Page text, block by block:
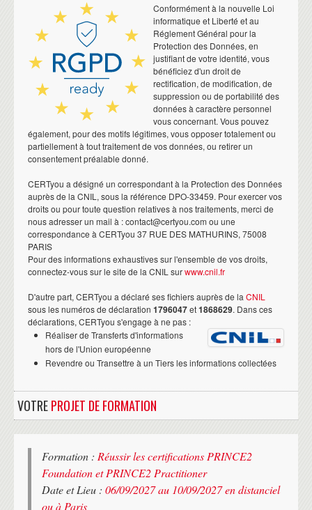
Conformément à la nouvelle Loi
informatique et Liberté et au
Réglement Général pour la
Protection des Données, en
justifiant de votre identité, vous
bénéficiez d'un droit de
rectification, de modification, de
suppression ou de portabilité des
données à caractère personnel
vous concernant. Vous pouvez
également, pour des motifs légitimes, vous opposer totalement ou
partiellement à tout traitement de vos données, ou retirer un
consentement préalable donné.
CERTyou a désigné un correspondant à la Protection des Données
auprès de la CNIL, sous la référence DPO-33459. Pour exercer vos
droits ou pour toute question relatives à nos traitements, merci de
nous adresser un mail à : contact@certyou.com ou une
correspondance à CERTyou 37 RUE DES MATHURINS, 75008
PARIS
Pour des informations exhaustives sur l'ensemble de vos droits,
connectez-vous sur le site de la CNIL surwww.cnil.fr
D'autre part, CERTyou a déclaré ses fichiers auprès de la CNIL
sous les numéros de déclaration 1796047et1868629. Dans ces
déclarations, CERTyou s'engage à ne pas :
Réaliser de Transferts d'informations
hors de l'Union européenne
Revendre ou Transettre à un Tiers les informations collectées
VOTREPROJET DE FORMATION
Formation : Réussir les certifications PRINCE2
Foundation et PRINCE2 Practitioner
Date et Lieu : 06/09/2027 au 10/09/2027 en distanciel
ou à Paris